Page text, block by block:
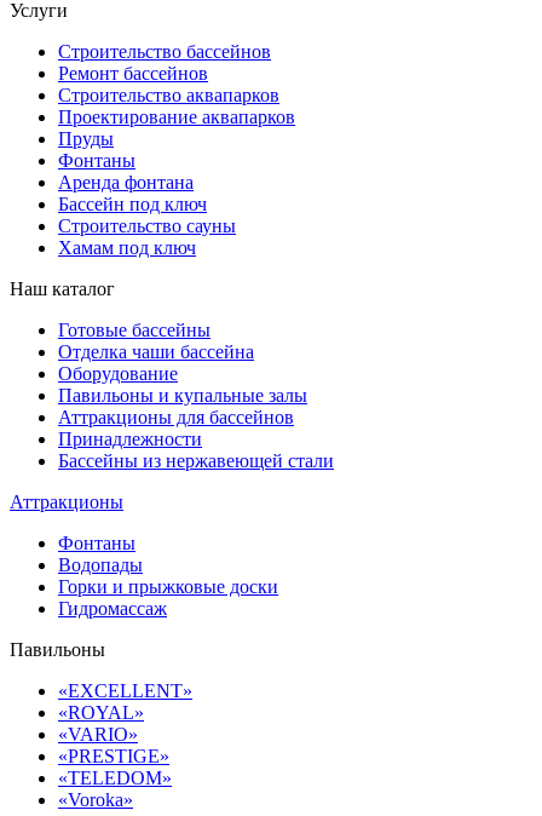
Услуги
Строительство бассейнов
Ремонт бассейнов
Строительство аквапарков
Проектирование аквапарков
Пруды
Фонтаны
Аренда фонтана
Бассейн под ключ
Строительство сауны
Хамам под ключ
Наш каталог
Готовые бассейны
Отделка чаши бассейна
Оборудование
Павильоны и купальные залы
Аттракционы для бассейнов
Принадлежности
Бассейны из нержавеющей стали
Аттракционы
Фонтаны
Водопады
Горки и прыжковые доски
Гидромассаж
Павильоны
«EXCELLENT»
«ROYAL»
«VARIO»
«PRESTIGE»
«TELEDOM»
«Voroka»